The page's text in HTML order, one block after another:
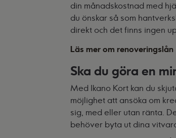
din månadskostnad med
du önskar så som
direkt och det finns ingen
Läs mer om renoveringslån
Ska du göra en
Med Ikano Kort kan du
möjlighet att ansöka om
sig, med eller utan ränta.
behöver byta ut dina